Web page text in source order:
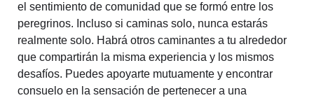
el sentimiento de comunidad que se formó entre los
peregrinos. Incluso si caminas solo, nunca estarás
realmente solo. Habrá otros caminantes a tu alrededor
que compartirán la misma experiencia y los mismos
desafíos. Puedes apoyarte mutuamente y encontrar
consuelo en la sensación de pertenecer a una